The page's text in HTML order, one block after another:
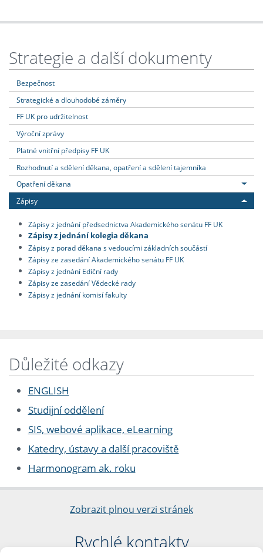
Strategie a další dokumenty
Bezpečnost
Strategické a dlouhodobé záměry
FF UK pro udržitelnost
Výroční zprávy
Platné vnitřní předpisy FF UK
Rozhodnutí a sdělení děkana, opatření a sdělení tajemníka
Opatření děkana
Zápisy
Zápisy z jednání předsednictva Akademického senátu FF UK
Zápisy z jednání kolegia děkana
Zápisy z porad děkana s vedoucími základních součástí
Zápisy ze zasedání Akademického senátu FF UK
Zápisy z jednání Ediční rady
Zápisy ze zasedání Vědecké rady
Zápisy z jednání komisí fakulty
Důležité odkazy
ENGLISH
Studijní oddělení
SIS, webové aplikace, eLearning
Katedry, ústavy a další pracoviště
Harmonogram ak. roku
Zobrazit plnou verzi stránek
Rychlé kontakty